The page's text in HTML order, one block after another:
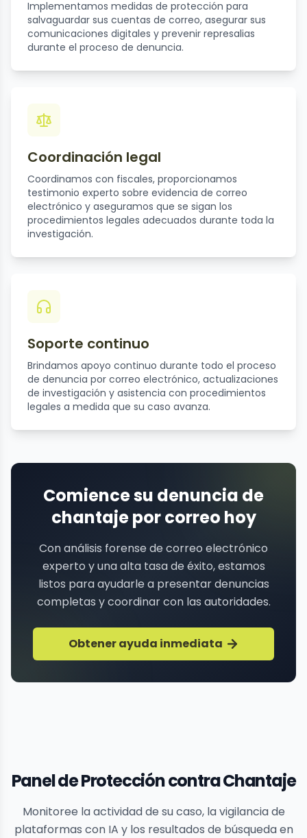
Implementamos medidas de protección para
salvaguardar sus cuentas de correo, asegurar sus
comunicaciones digitales y prevenir represalias
durante el proceso de denuncia.
Coordinación legal
Coordinamos con fiscales, proporcionamos
testimonio experto sobre evidencia de correo
electrónico y aseguramos que se sigan los
procedimientos legales adecuados durante toda la
investigación.
Soporte continuo
Brindamos apoyo continuo durante todo el proceso
de denuncia por correo electrónico, actualizaciones
de investigación y asistencia con procedimientos
legales a medida que su caso avanza.
Comience su denuncia de
chantaje por correo hoy
Con análisis forense de correo electrónico
experto y una alta tasa de éxito, estamos
listos para ayudarle a presentar denuncias
completas y coordinar con las autoridades.
Obtener ayuda inmediata
Panel de Protección contra Chantaje
Monitoree la actividad de su caso, la vigilancia de
plataformas con IA y los resultados de búsqueda en